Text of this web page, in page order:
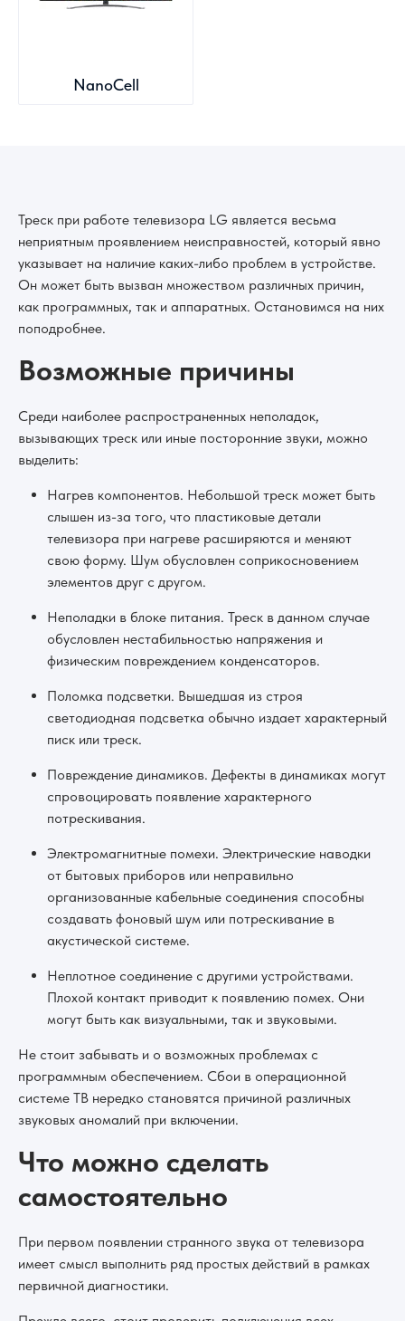
NanoCell
Треск при работе телевизора LG является весьма
неприятным проявлением неисправностей, который явно
указывает на наличие каких-либо проблем в устройстве.
Он может быть вызван множеством различных причин,
как программных, так и аппаратных. Остановимся на них
поподробнее.
Возможные причины
Среди наиболее распространенных неполадок,
вызывающих треск или иные посторонние звуки, можно
выделить:
Нагрев компонентов. Небольшой треск может быть
слышен из-за того, что пластиковые детали
телевизора при нагреве расширяются и меняют
свою форму. Шум обусловлен соприкосновением
элементов друг с другом.
Неполадки в блоке питания. Треск в данном случае
обусловлен нестабильностью напряжения и
физическим повреждением конденсаторов.
Поломка подсветки. Вышедшая из строя
светодиодная подсветка обычно издает характерный
писк или треск.
Повреждение динамиков. Дефекты в динамиках могут
спровоцировать появление характерного
потрескивания.
Электромагнитные помехи. Электрические наводки
от бытовых приборов или неправильно
организованные кабельные соединения способны
создавать фоновый шум или потрескивание в
акустической системе.
Неплотное соединение с другими устройствами.
Плохой контакт приводит к появлению помех. Они
могут быть как визуальными, так и звуковыми.
Не стоит забывать и о возможных проблемах с
программным обеспечением. Сбои в операционной
системе ТВ нередко становятся причиной различных
звуковых аномалий при включении.
Что можно сделать
самостоятельно
При первом появлении странного звука от телевизора
имеет смысл выполнить ряд простых действий в рамках
первичной диагностики.